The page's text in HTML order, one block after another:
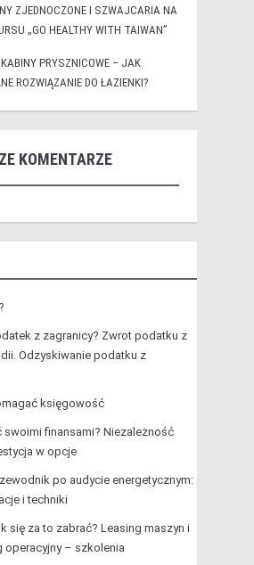
ZJEDNOCZONE I SZWAJCARIA NA
„GO HEALTHY WITH TAIWAN”
PRYSZNICOWE – JAK
ROZWIĄZANIE DO ŁAZIENKI?
KOMENTARZE
z zagranicy? Zwrot podatku z
Odzyskiwanie podatku z
księgowość
finansami? Niezależność
w opcje
po audycie energetycznym:
i techniki
się za to zabrać? Leasing maszyn i
operacyjny – szkolenia